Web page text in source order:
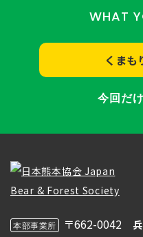
WHAT
くまも
今回だ
本部事業所 〒662-0042